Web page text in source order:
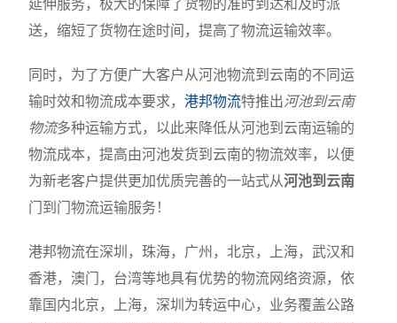
延伸服务，极大的保障了货物的准时到达和及时派
送，缩短了货物在途时间，提高了物流运输效率。
同时，为了方便广大客户从河池物流到云南的不同运
输时效和物流成本要求，港邦物流特推出河池到云南
物流多种运输方式，以此来降低从河池到云南运输的
物流成本，提高由河池发货到云南的物流效率，以便
为新老客户提供更加优质完善的一站式从河池到云南
门到门物流运输服务！
港邦物流在深圳，珠海，广州，北京，上海，武汉和
香港，澳门，台湾等地具有优势的物流网络资源，依
靠国内北京，上海，深圳为转运中心，业务覆盖公路